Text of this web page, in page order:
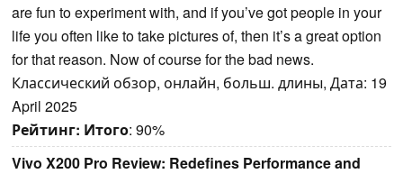
are fun to experiment with, and if you’ve got people in your
life you often like to take pictures of, then it’s a great option
for that reason. Now of course for the bad news.
Классический обзор, онлайн, больш. длины, Дата: 19
April 2025
Рейтинг: Итого: 90%
Vivo X200 Pro Review: Redefines Performance and